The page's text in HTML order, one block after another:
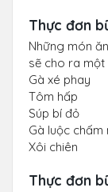
Thực đơn
Những món
sẽ cho ra một
Gà xé phay
Tôm hấp
Súp bí đỏ
Gà luộc chấm
Xôi chiên
Thực đơn